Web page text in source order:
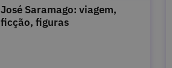
José Saramago: viagem,
ficção, figuras